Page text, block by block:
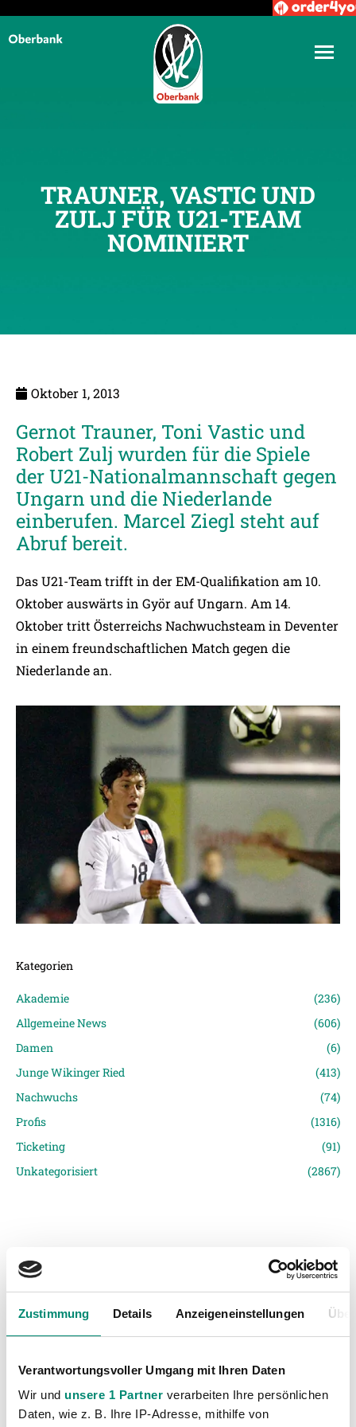
Zustimmung Details Anzeigeneinstellungen
Verantwortungsvoller Umgang mit Ihren Daten
Wir und unsere 1 Partner verarbeiten Ihre persönlichen
Daten, wie z. B. Ihre IP-Adresse, mithilfe von
TRAUNER, VASTIC UND
ZULJ FÜR U21-TEAM
NOMINIERT
Oktober 1, 2013
Gernot Trauner, Toni Vastic und
Robert Zulj wurden für die Spiele
der U21-Nationalmannschaft gegen
Ungarn und die Niederlande
einberufen. Marcel Ziegl steht auf
Abruf bereit.
Das U21-Team trifft in der EM-Qualifikation am 10.
Oktober auswärts in Györ auf Ungarn. Am 14.
Oktober tritt Österreichs Nachwuchsteam in Deventer
in einem freundschaftlichen Match gegen die
Niederlande an.
Kategorien
Akademie
(236)
Allgemeine News
(606)
Damen
(6)
Junge Wikinger Ried
(413)
Nachwuchs
(74)
Profis
(1316)
Ticketing
(91)
Unkategorisiert
(2867)
VORIGER NEWSEINTRAG
Marcel Hartl und Luca Mayr kicken bei der U17-WM
NÄCHSTER NEWSEINTRAG
Ried trifft auswärts auf wiedererstarkten WAC